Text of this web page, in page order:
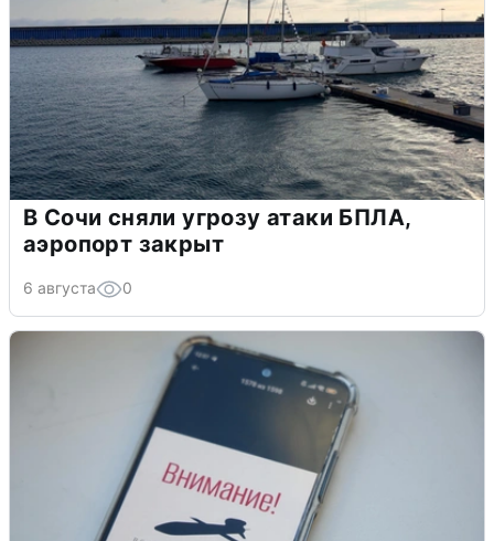
В Сочи сняли угрозу атаки БПЛА,
аэропорт закрыт
6 августа 0